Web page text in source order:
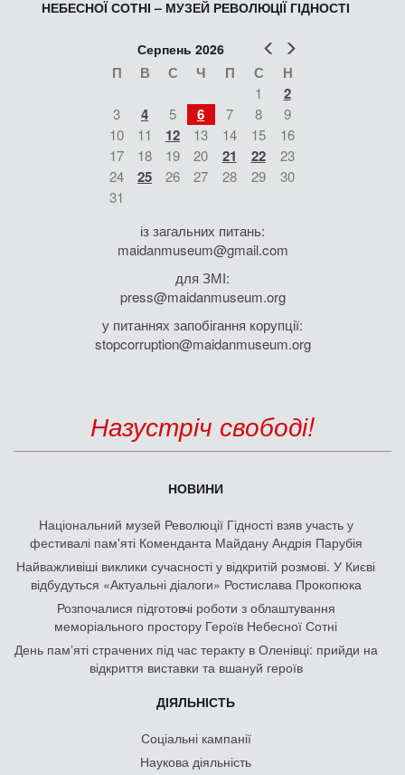
НЕБЕСНОЇ СОТНІ – МУЗЕЙ РЕВОЛЮЦІЇ ГІДНОСТІ
Попер
Серпень 2026
П В С Ч П С Н
1 2
3 4 5 6 7 8
9
10
11 12 13 14 15
16
17
18 19 20 21 22
23
24
25 26 27 28 29
30
31
із загальних питань:
maidanmuseum@gmail.com
для ЗМІ:
press@maidanmuseum.org
у питаннях запобігання корупції:
stopcorruption@maidanmuseum.org
Назустріч свободі!
НОВИНИ
Національний музей Революції Гідності взяв участь у
фестивалі пам'яті Коменданта Майдану Андрія Парубія
Найважливіші виклики сучасності у відкритій розмові. У Києві
відбудуться «Актуальні діалоги» Ростислава Прокопюка
Розпочалися підготовчі роботи з облаштування
меморіального простору Героїв Небесної Сотні
День памʼяті страчених під час теракту в Оленівці: прийди на
відкриття виставки та вшануй героїв
ДІЯЛЬНІСТЬ
Соціальні кампанії
Наукова діяльність